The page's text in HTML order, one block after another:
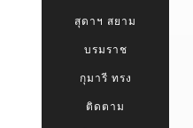
สุดาฯ สยาม
บรมราช
กุมารี ทรง
ติดตาม